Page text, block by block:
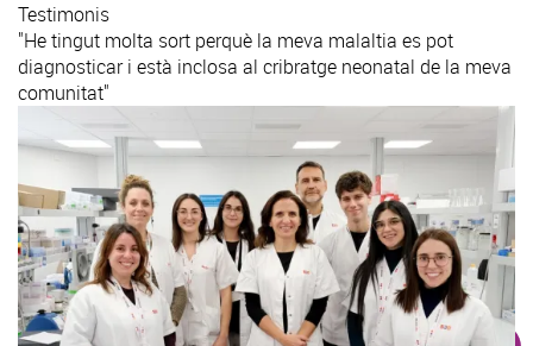
Testimonis
"He tingut molta sort perquè la meva malaltia es pot
diagnosticar i està inclosa al cribratge neonatal de la meva
comunitat"